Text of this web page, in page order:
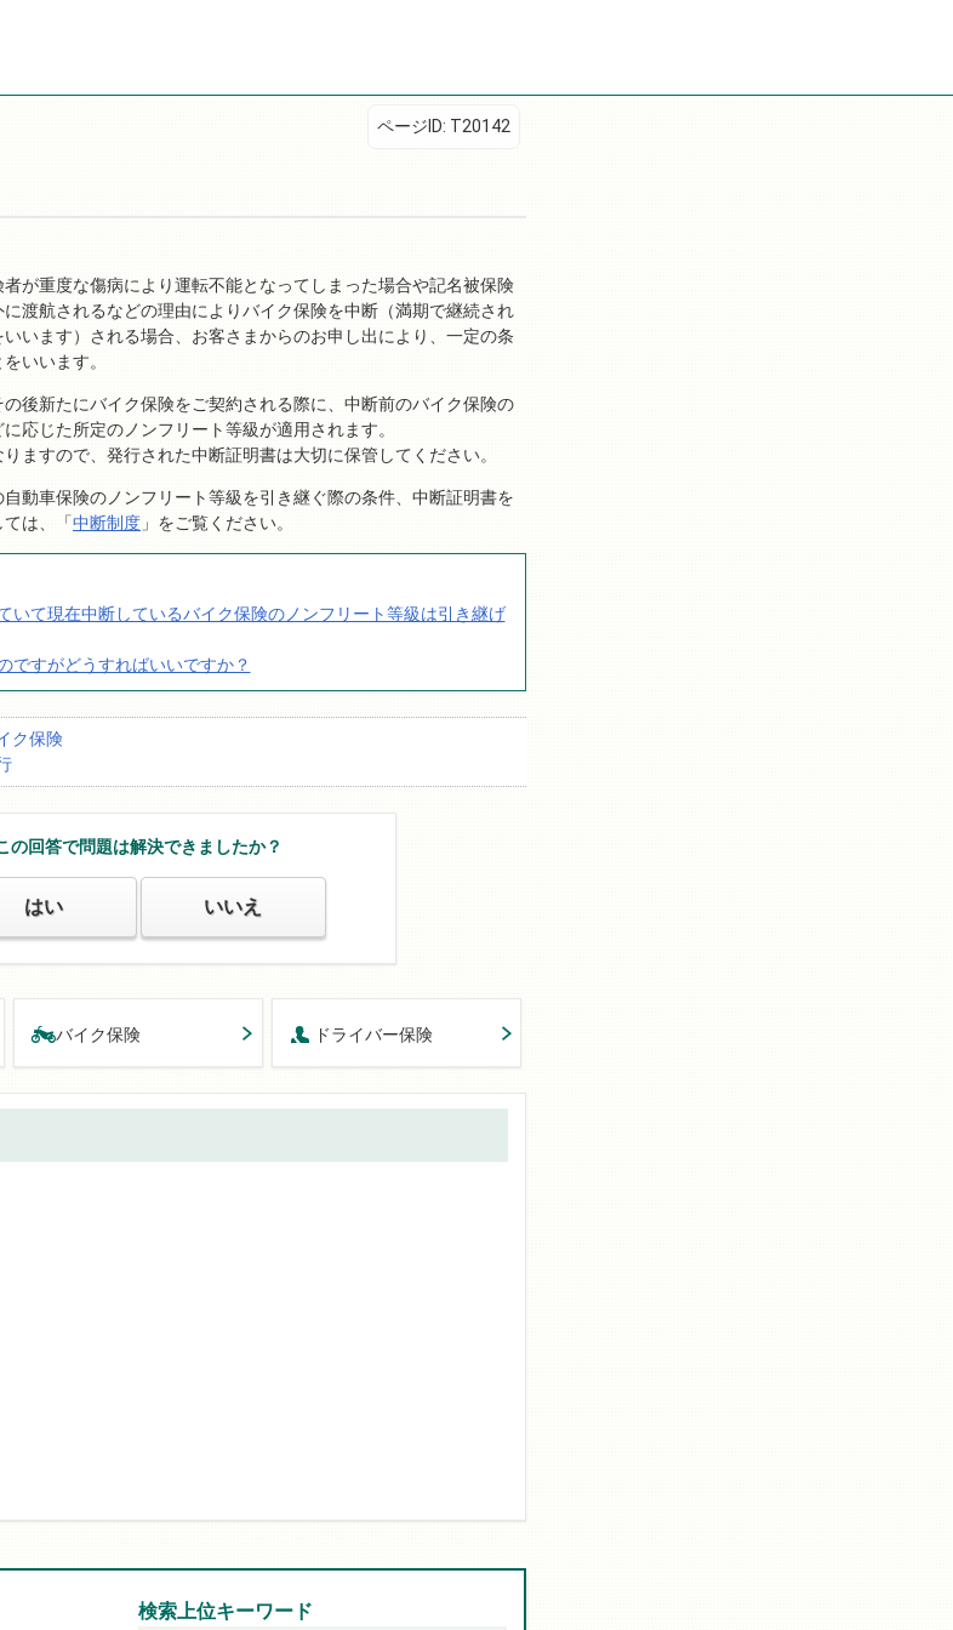
が重度な傷病により運転不能となってしまった場合や記名被保険
渡航されるなどの理由によりバイク保険を中断（満期で継続され
います）される場合、お客さまからのお申し出により、一定の条
いいます。
後新たにバイク保険をご契約される際に、中断前のバイク保険の
応じた所定のノンフリート等級が適用されます。
ますので、発行された中断証明書は大切に保管してください。
動車保険のノンフリート等級を引き継ぐ際の条件、中断証明書を
は、「中断制度 」をご覧ください。
いて現在中断しているバイク保険のノンフリート等級は引き継げ
ですがどうすればいいですか？
ク保険
の回答で問題は解決できましたか？
はい いいえ
バイク保険 ドライバー保険
検索上位キーワード
ページID: T20142